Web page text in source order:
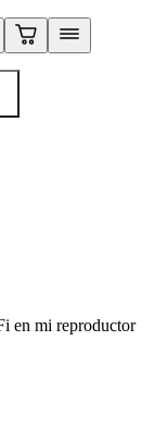
en mi reproductor